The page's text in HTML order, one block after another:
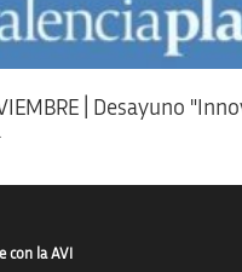
| Desayuno
con la AVI